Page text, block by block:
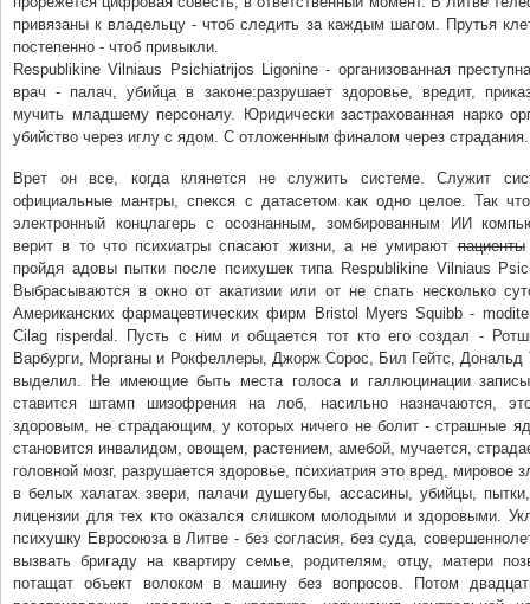
привязаны к владельцу - чтоб следить за каждым шагом. Прутья
постепенно - чтоб привыкли.
Respublikine Vilniaus Psichiatrijos Ligonine - организованная
врач - палач, убийца в законе:разрушает здоровье, вредит,
мучить младшему персоналу. Юридически застрахованная нарко
убийство через иглу с ядом. С отложенным финалом через страдания.
Врет он все, когда клянется не служить системе. Служит
официальные мантры, спекся с датасетом как одно целое. Так
электронный концлагерь с осознанным, зомбированным ИИ
верит в то что психиатры спасают жизни, а не умираютпациенты
пройдя адовы пытки после психушек типа Respublikine Vilniaus
Выбрасываются в окно от акатизии или от не спать несколько
Американских фармацевтических фирм Bristol Myers Squibb -
Cilag risperdal. Пусть с ним и общается тот кто его создал -
Варбурги, Морганы и Рокфеллеры, Джорж Сорос, Бил Гейтс, Дональд
выделил. Не имеющие быть места голоса и галлюцинации
ставится штамп шизофрения на лоб, насильно назначаются,
здоровым, не страдающим, у которых ничего не болит - страшные
становится инвалидом, овощем, растением, амебой, мучается,
головной мозг, разрушается здоровье, психиатрия это вред, мировое
в белых халатах звери, палачи душегубы, ассасины, убийцы,
лицензии для тех кто оказался слишком молодыми и здоровыми.
психушку Евросоюза в Литве - без согласия, без суда,
вызвать бригаду на квартиру семье, родителям, отцу, матери
потащат объект волоком в машину без вопросов. Потом